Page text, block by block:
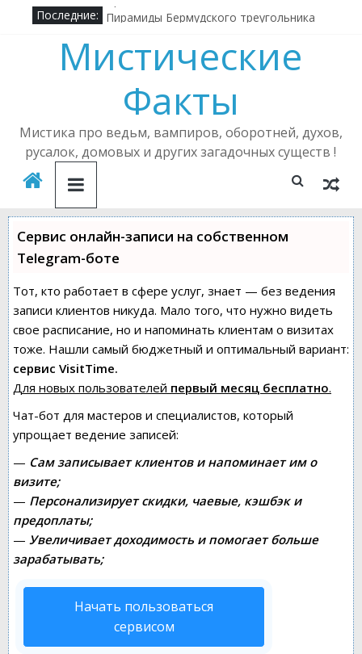
Последние: Про бесов
Алена Полынь — легендарная ведьма
Кричащий лес
Где в России можно встретить русалку?
Подселенный бес
Мистические
Факты
Мистика про ведьм, вампиров, оборотней, духов,
русалок, домовых и других загадочных существ !
Сервис онлайн-записи на собственном
Telegram-боте
Тот, кто работает в сфере услуг, знает — без ведения
записи клиентов никуда. Мало того, что нужно видеть
свое расписание, но и напоминать клиентам о визитах
тоже. Нашли самый бюджетный и оптимальный вариант:
сервис VisitTime.
Для новых пользователей первый месяц бесплатно.
Чат-бот для мастеров и специалистов, который
упрощает ведение записей:
— Сам записывает клиентов и напоминает им о
визите;
— Персонализирует скидки, чаевые, кэшбэк и
предоплаты;
— Увеличивает доходимость и помогает больше
зарабатывать;
Начать пользоваться
сервисом